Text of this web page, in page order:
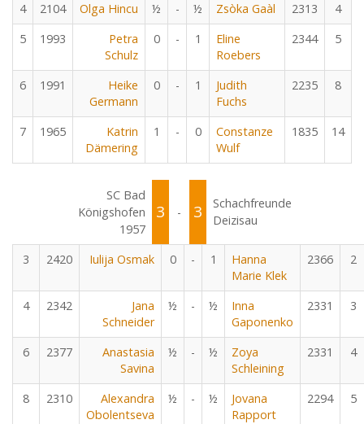
4 2104 Olga Hincu ½ - ½ Zsòka Gaàl 2313
4
5
1993
Petra
Schulz
0 - 1
Eline
Roebers
2344 5
6 1991
Heike
Germann
0 - 1
Judith
Fuchs
2235 8
7 1965
Katrin
Dämering
1 - 0
Constanze
Wulf
1835 14
SC Bad
Königshofen
1957
3 - 3
Schachfreunde
Deizisau
3 2420 Iulija Osmak 0 - 1
Hanna
Marie Klek
2366 2
4 2342
Jana
Schneider
½ - ½
Inna
Gaponenko
2331 3
6 2377
Anastasia
Savina
½ - ½
Zoya
Schleining
2331 4
8 2310
Alexandra
Obolentseva
½ - ½
Jovana
Rapport
2294 5